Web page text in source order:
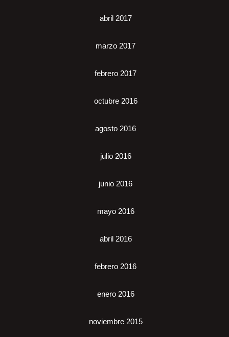
abril 2017
marzo 2017
febrero 2017
octubre 2016
agosto 2016
julio 2016
junio 2016
mayo 2016
abril 2016
febrero 2016
enero 2016
noviembre 2015